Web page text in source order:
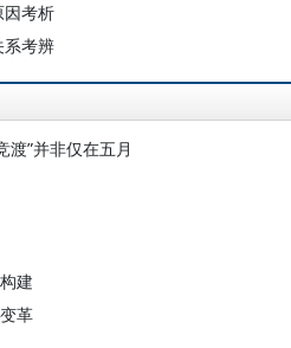
因考析
系考辨
渡”并非仅在五月
建
革